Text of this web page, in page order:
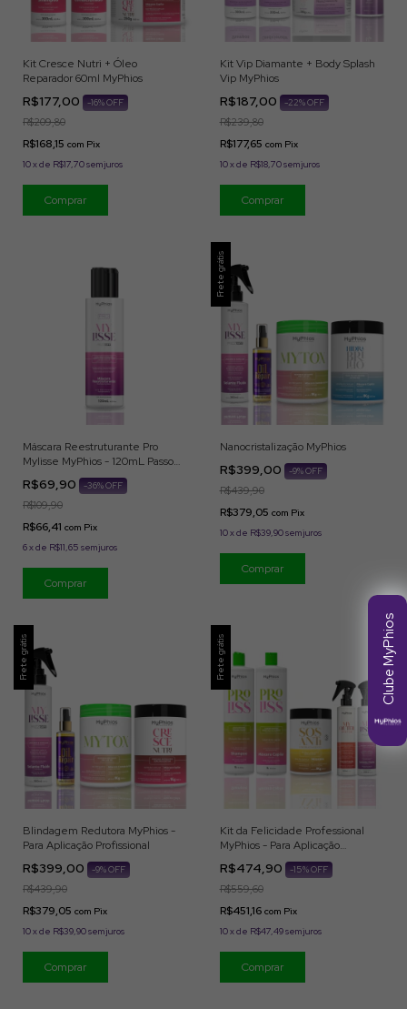
Kit Cresce Nutri + Óleo
Reparador 60ml MyPhios
R$177,00 -16% OFF
R$209,80
R$168,15 com Pix
10xde R$17,70sem juros
Kit Vip Diamante + Body Splash
Vip MyPhios
R$187,00 -22% OFF
R$239,80
R$177,65 com Pix
10xde R$18,70sem juros
Máscara Reestruturante Pro
Mylisse MyPhios - 120mL Passo
R$69,90 -36% OFF
R$109,90
R$66,41 com Pix
6xde R$11,65 sem juros
Frete grátis
Nanocristalização MyPhios
R$399,00 -9% OFF
R$439,90
R$379,05 com Pix
10xde R$39,90sem juros
Frete grátis
Blindagem Redutora MyPhios -
Para Aplicação Profissional
R$399,00 -9% OFF
R$439,90
R$379,05 com Pix
10xde R$39,90sem juros
Frete grátis
Kit da Felicidade Professional
MyPhios - Para Aplicação
R$474,90 -15% OFF
R$559,60
R$451,16 com Pix
10xde R$47,49sem juros
Clube MyPhios